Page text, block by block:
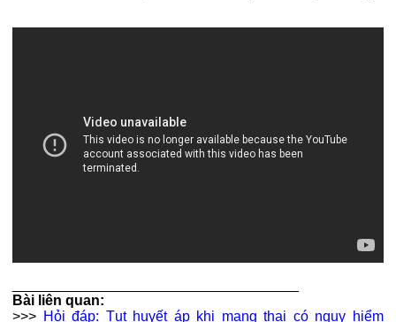
Bài liên quan:
>>> Hỏi đáp: Tụt huyết áp khi mang thai có nguy hiểm